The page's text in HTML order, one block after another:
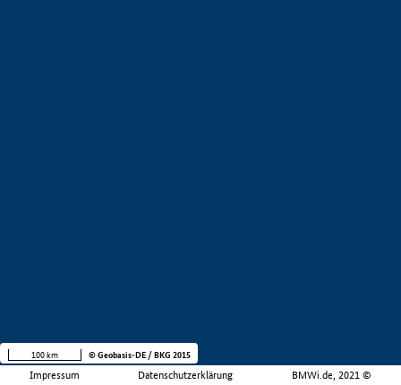
Impressum Datenschutzerklärung BMWi.de, 2021 ©
100 km © Geobasis-DE / BKG 2015